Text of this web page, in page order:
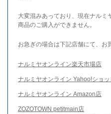
大変混みあっており、現在ナルミ
商品のご購入ができません。
お急ぎの場合は下記店舗にて、お
ナルミヤオンライン楽天市場店
ナルミヤオンライン Yahoo!ショ
ナルミヤオンライン Amazon店
ZOZOTOWN petitmain店